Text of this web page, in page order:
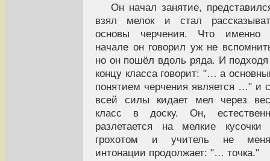
Он начал занятие,
взял мелок и стал
основы черчения. Что именно
начале он говорил уж не
но он пошёл вдоль ряда. И подходя
концу класса говорит: "… а
понятием черчения является …" и
всей силы кидает мел через
класс в доску. Он,
разлетается на мелкие кусочки
грохотом и учитель не
интонации продолжает: "… точка."